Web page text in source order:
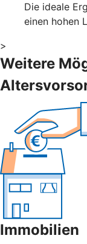
Die ideale
einen hohen
>
Weitere
Immobilien